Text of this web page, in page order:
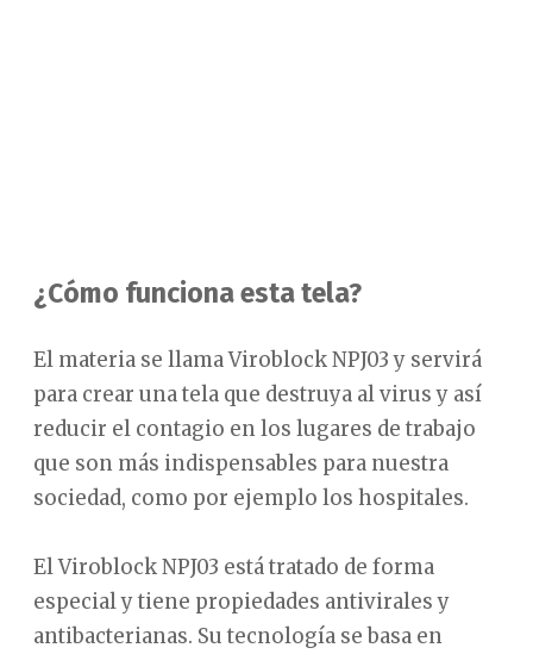
¿Cómo funciona esta tela?
El materia se llama Viroblock NPJ03 y servirá
para crear una tela que destruya al virus y así
reducir el contagio en los lugares de trabajo
que son más indispensables para nuestra
sociedad, como por ejemplo los hospitales.
El Viroblock NPJ03 está tratado de forma
especial y tiene propiedades antivirales y
antibacterianas. Su tecnología se basa en